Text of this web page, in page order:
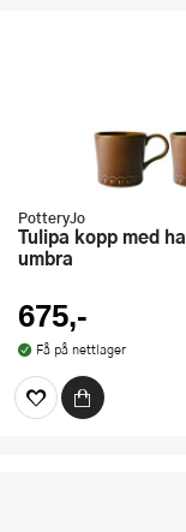
PotteryJo
Tulipa kopp med hank 40 cl 2 stk
umbra
675,-
Få på nettlager